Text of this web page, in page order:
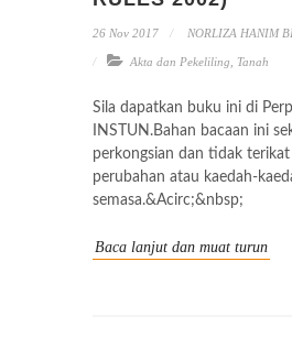
26 Nov 2017 NORLIZA HANIM
Akta dan Pekeliling Tanah
Sila dapatkan buku ini di
INSTUN.Bahan bacaan ini
perkongsian dan tidak terikat
perubahan atau kaedah-
semasa.&Acirc;&nbsp;
Baca lanjut dan muat turun